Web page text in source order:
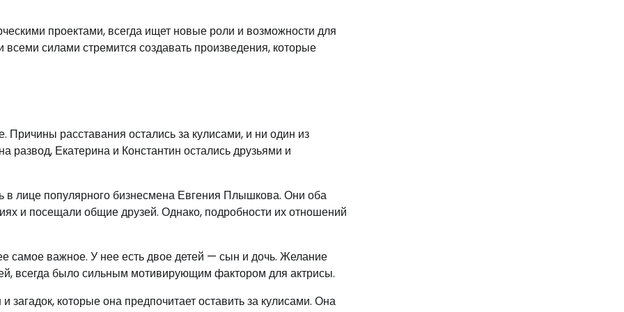
проектами, всегда ищет новые роли и возможности для
силами стремится создавать произведения, которые
расставания остались за кулисами, и ни один из
развод, Екатерина и Константин остались друзьями и
лице популярного бизнесмена Евгения Плышкова. Они оба
и посещали общие друзей. Однако, подробности их отношений
самое важное. У нее есть двое детей — сын и дочь. Желание
всегда было сильным мотивирующим фактором для актрисы.
которые она предпочитает оставить за кулисами. Она